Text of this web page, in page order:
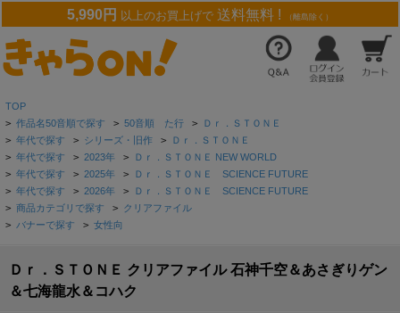
5,990円 以上のお買上げで 送料無料 ! （離島除く）
TOP
> 作品名50音順で探す > 50音順 た行 > Ｄｒ．ＳＴＯＮＥ
> 年代で探す > シリーズ・旧作 > Ｄｒ．ＳＴＯＮＥ
> 年代で探す > 2023年 > Ｄｒ．ＳＴＯＮＥ NEW WORLD
> 年代で探す > 2025年 > Ｄｒ．ＳＴＯＮＥ SCIENCE FUTURE
> 年代で探す > 2026年 > Ｄｒ．ＳＴＯＮＥ SCIENCE FUTURE
> 商品カテゴリで探す > クリアファイル
> バナーで探す > 女性向
Ｄｒ．ＳＴＯＮＥ クリアファイル 石神千空＆あさぎりゲン
＆七海龍水＆コハク